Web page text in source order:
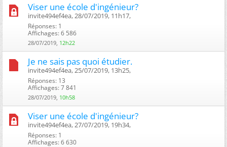
Viser une école d'ingénieur?
invite494ef4ea, 28/07/2019, 11h17, ‎
Réponses: 1
Affichages: 6 586
28/07/2019, 12h22
Je ne sais pas quoi étudier.
invite494ef4ea, 25/07/2019, 13h25, ‎
Réponses: 13
Affichages: 7 841
28/07/2019, 10h58
Viser une école d'ingénieur?
invite494ef4ea, 27/07/2019, 19h34, ‎
Réponses: 1
Affichages: 6 630